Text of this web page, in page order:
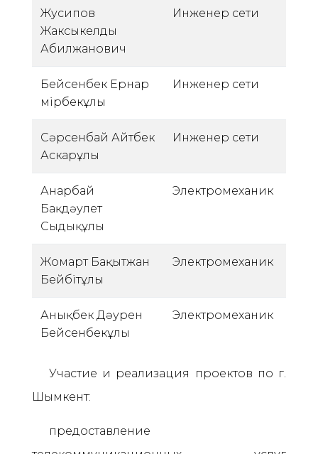
Жусипов
Жаксыкелды
Абилжанович
Инженер сети
Бейсенбек Ернар
Әмірбекұлы
Инженер сети
Сәрсенбай Айтбек
Аскарұлы
Инженер сети
Анарбай
Бақдәулет
Сыдықұлы
Электромеханик
Жомарт Бақытжан
Бейбітұлы
Электромеханик
Анықбек Дәурен
Бейсенбекұлы
Электромеханик
Участие и реализация проектов по г.
Шымкент:
предоставление